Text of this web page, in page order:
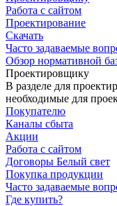
Работа с сайтом
Проектирование
Скачать
Часто задаваемые
Обзор нормативной
Проектировщику
В разделе для
необходимые для
Покупателю
Каналы сбыта
Акции
Работа с сайтом
Договоры Белый свет
Покупка продукции
Часто задаваемые
Где купить?